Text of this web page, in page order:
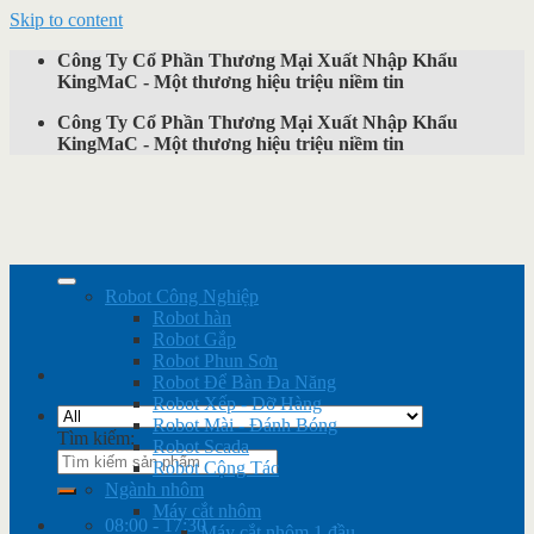
Skip to content
Công Ty Cổ Phần Thương Mại Xuất Nhập Khẩu
KingMaC - Một thương hiệu triệu niềm tin
Công Ty Cổ Phần Thương Mại Xuất Nhập Khẩu
KingMaC - Một thương hiệu triệu niềm tin
Tìm kiếm:
08:00 - 17:30
Robot Công Nghiệp
Robot hàn
Robot Gắp
Robot Phun Sơn
Robot Để Bàn Đa Năng
Robot Xếp - Dỡ Hàng
Robot Mài - Đánh Bóng
Robot Scada
Robot Cộng Tác
Ngành nhôm
Máy cắt nhôm